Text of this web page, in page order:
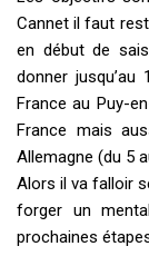
Cannet il faut
en début de
donner
France au Puy-
France mais
Allemagne (du 5
Alors il va falloir
forger un
prochaines